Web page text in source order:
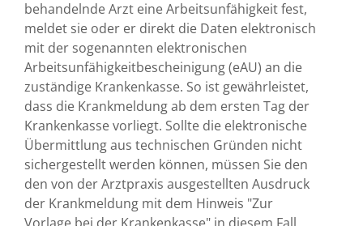
behandelnde Arzt eine Arbeitsunfähigkeit fest,
meldet sie oder er direkt die Daten elektronisch
mit der sogenannten elektronischen
Arbeitsunfähigkeitbescheinigung (eAU) an die
zuständige Krankenkasse. So ist gewährleistet,
dass die Krankmeldung ab dem ersten Tag der
Krankenkasse vorliegt. Sollte die elektronische
Übermittlung aus technischen Gründen nicht
sichergestellt werden können, müssen Sie den
den von der Arztpraxis ausgestellten Ausdruck
der Krankmeldung mit dem Hinweis "Zur